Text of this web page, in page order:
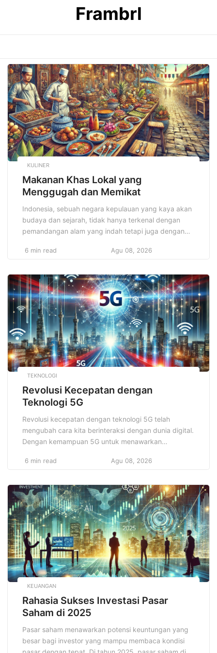
Frambrl
KULINER
Makanan Khas Lokal yang
Menggugah dan Memikat
Indonesia, sebuah negara kepulauan yang kaya akan
budaya dan sejarah, tidak hanya terkenal dengan
pemandangan alam yang indah tetapi juga dengan
memikat. Makanan tersebut tidak hanya memanjakan
tradisi dan cara hidup masyarakat setempat. Dengan
setiap suapan, kita tidak hanya menikmati rasa yang
[…]
6 min read Agu 08, 2026
TEKNOLOGI
Revolusi Kecepatan dengan
Teknologi 5G
Revolusi kecepatan dengan teknologi 5G telah
mengubah cara kita berinteraksi dengan dunia digital.
Dengan kemampuan 5G untuk menawarkan
bandingkan dengan 4G, teknologi ini memungkinkan
lebih rendah. Hal ini membuka peluang besar dalam
mengoptimalkan komunikasi, hiburan, serta inovasi di
berbagai bidang. […]
6 min read Agu 08, 2026
KEUANGAN
Rahasia Sukses Investasi Pasar
Saham di 2025
Pasar saham menawarkan potensi keuntungan yang
besar bagi investor yang mampu membaca kondisi